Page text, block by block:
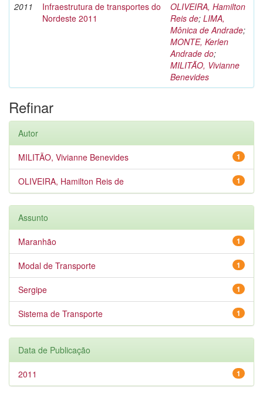
2011
Infraestrutura de transportes do
Nordeste 2011
OLIVEIRA, Hamilton
Reis de; LIMA,
Mônica de Andrade;
MONTE, Kerlen
Andrade do;
MILITÃO, Vivianne
Benevides
Refinar
Autor
1
MILITÃO, Vivianne Benevides
1
OLIVEIRA, Hamilton Reis de
Assunto
1
Maranhão
1
Modal de Transporte
1
Sergipe
1
Sistema de Transporte
Data de Publicação
1
2011